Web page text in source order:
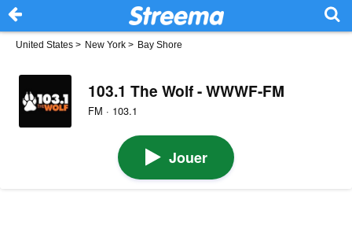
United States > New York > Bay Shore
103.1 The Wolf - WWWF-FM
FM · 103.1
Jouer